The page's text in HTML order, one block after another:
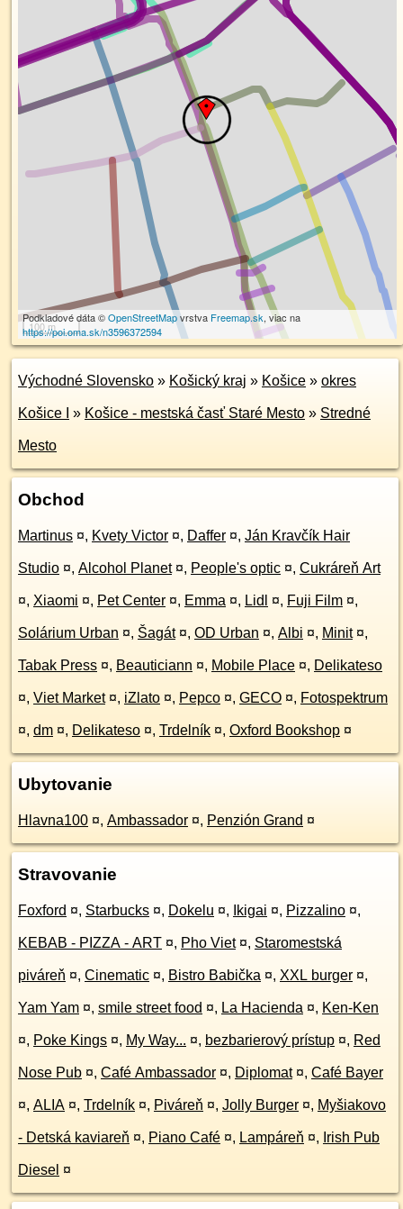
100 m
Podkladové dáta ©OpenStreetMapvrstva Freemap.sk, viac na
https://poi.oma.sk/n3596372594
Východné Slovensko » Košický kraj » Košice » okres
Košice I » Košice - mestská časť Staré Mesto » Stredné
Mesto
Obchod
Martinus ¤, Kvety Victor ¤, Daffer ¤, Ján Kravčík Hair
Studio ¤, Alcohol Planet ¤, People's optic ¤, Cukráreň Art
¤, Xiaomi ¤, Pet Center ¤, Emma ¤, Lidl ¤, Fuji Film ¤,
Solárium Urban ¤, Šagát ¤, OD Urban ¤, Albi ¤, Minit ¤,
Tabak Press ¤, Beauticiann ¤, Mobile Place ¤, Delikateso
¤, Viet Market ¤, iZlato ¤, Pepco ¤, GECO ¤, Fotospektrum
¤, dm ¤, Delikateso ¤, Trdelník ¤, Oxford Bookshop ¤
Ubytovanie
Hlavna100 ¤, Ambassador ¤, Penzión Grand ¤
Stravovanie
Foxford ¤, Starbucks ¤, Dokelu ¤, Ikigai ¤, Pizzalino ¤,
KEBAB - PIZZA - ART ¤, Pho Viet ¤, Staromestská
piváreň ¤, Cinematic ¤, Bistro Babička ¤, XXL burger ¤,
Yam Yam ¤, smile street food ¤, La Hacienda ¤, Ken-Ken
¤, Poke Kings ¤, My Way... ¤, bezbarierový prístup ¤, Red
Nose Pub ¤, Café Ambassador ¤, Diplomat ¤, Café Bayer
¤, ALIA ¤, Trdelník ¤, Piváreň ¤, Jolly Burger ¤, Myšiakovo
- Detská kaviareň ¤, Piano Café ¤, Lampáreň ¤, Irish Pub
Diesel ¤